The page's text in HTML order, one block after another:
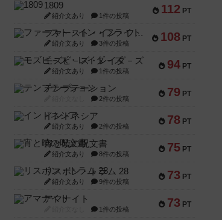
112 PT
1809
紹介文あり 1件の投稿
108 PT
ファースト・イン・フライト
紹介文あり 3件の投稿
94 PT
モズビ－ズ・レイダ－ズ
紹介文あり 1件の投稿
79 PT
テンプテーション
2件の投稿
78 PT
インドネシア
紹介文あり 2件の投稿
75 PT
宵と暁の呪文書
紹介文あり 8件の投稿
73 PT
リスボン・トラム 28
紹介文あり 9件の投稿
73 PT
アマナイト
1件の投稿